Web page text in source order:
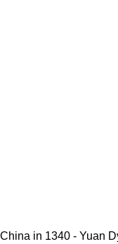
China in 1340 - Yuan